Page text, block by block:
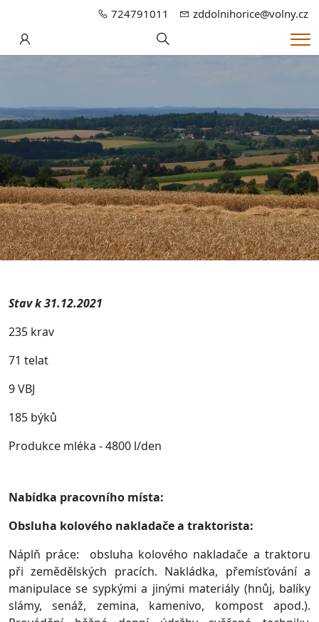
724791011 zddolnihorice@volny.cz
Hledání
Stav k 31.12.2021
235 krav
71 telat
9 VBJ
185 býků
Produkce mléka - 4800 l/den
Nabídka pracovního místa:
Obsluha kolového nakladače a traktorista:
Náplň práce: obsluha kolového nakladače a traktoru
při zemědělských pracích. Nakládka, přemísťování a
manipulace se sypkými a jinými materiály (hnůj, balíky
slámy, senáž, zemina, kamenivo, kompost apod.).